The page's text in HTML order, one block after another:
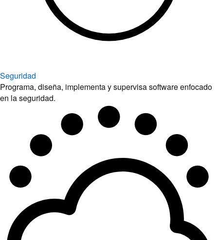
Seguridad
Programa, diseña, implementa y supervisa software enfocado
en la seguridad.